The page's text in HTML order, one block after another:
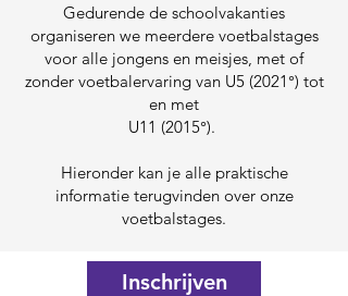
Gedurende de schoolvakanties
organiseren we meerdere voetbalstages
voor alle jongens en meisjes, met of
zonder voetbalervaring van U5 (2021°) tot
en met
U11 (2015°).
Hieronder kan je alle praktische
informatie terugvinden over onze
voetbalstages.
Inschrijven